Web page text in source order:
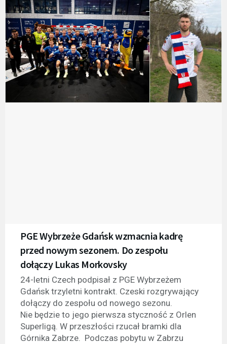
PGE Wybrzeże Gdańsk wzmacnia kadrę
przed nowym sezonem. Do zespołu
dołączy Lukas Morkovsky
24-letni Czech podpisał z PGE Wybrzeżem
Gdańsk trzyletni kontrakt. Czeski rozgrywający
dołączy do zespołu od nowego sezonu.
Nie będzie to jego pierwsza styczność z Orlen
Superligą. W przeszłości rzucał bramki dla
Górnika Zabrze. Podczas pobytu w Zabrzu